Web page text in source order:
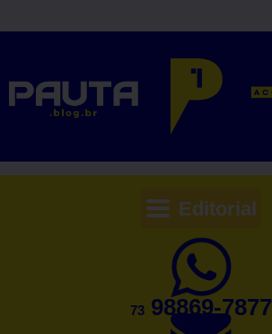
Editorial
73 98869-7877